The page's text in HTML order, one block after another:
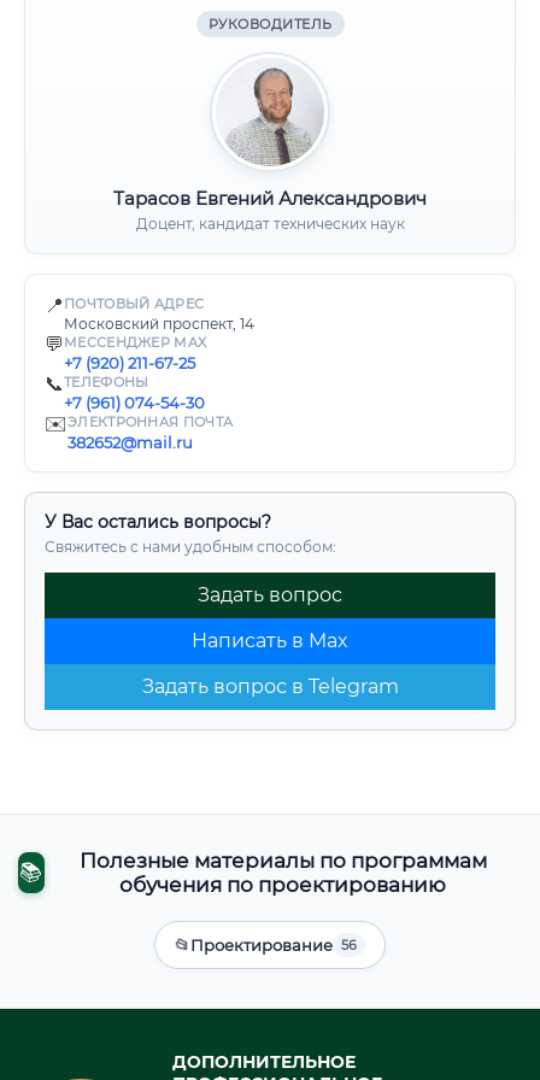
РУКОВОДИТЕЛЬ
Тарасов Евгений Александрович
Доцент, кандидат технических наук
📍 ПОЧТОВЫЙ АДРЕС
Московский проспект, 14
💬 МЕССЕНДЖЕР MAX
+7 (920) 211-67-25
📞ТЕЛЕФОНЫ
+7 (961) 074-54-30
✉️ЭЛЕКТРОННАЯ ПОЧТА
382652@mail.ru
У Вас остались вопросы?
Свяжитесь с нами удобным способом:
Задать вопрос
Написать в Max
Задать вопрос в Telegram
📚
Полезные материалы по программам
обучения по проектированию
📂Проектирование 56
ДОПОЛНИТЕЛЬНОЕ